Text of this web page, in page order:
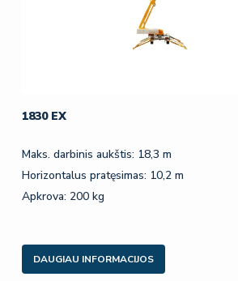
1830 EX
Maks. darbinis aukštis: 18,3 m
Horizontalus pratęsimas: 10,2 m
Apkrova: 200 kg
DAUGIAU INFORMACIJOS